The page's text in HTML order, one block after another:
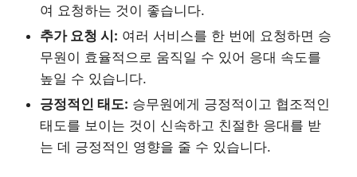
여 요청하는 것이 좋습니다.
추가 요청 시: 여러 서비스를 한 번에 요청하면 승
무원이 효율적으로 움직일 수 있어 응대 속도를
높일 수 있습니다.
긍정적인 태도: 승무원에게 긍정적이고 협조적인
태도를 보이는 것이 신속하고 친절한 응대를 받
는 데 긍정적인 영향을 줄 수 있습니다.